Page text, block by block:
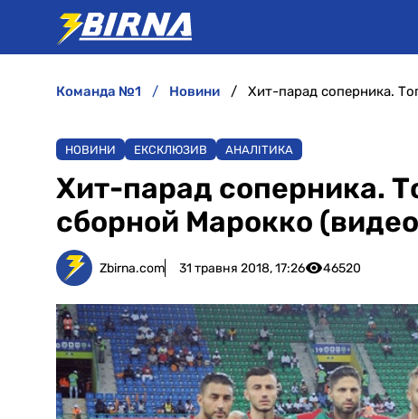
команда №1 новини Хит-парад соперника.
НОВИНИ ЕКСКЛЮЗИВ АНАЛІТИКА
Хит-парад соперника.
сборной Марокко
Zbirna.com 31 травня 2018, 17:26 46520